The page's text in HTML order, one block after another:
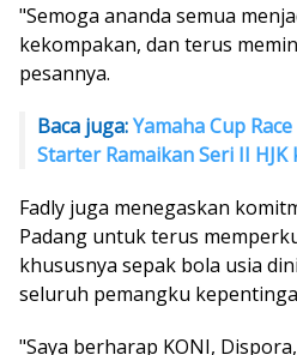
"Semoga ananda semua
kekompakan, dan terus
pesannya.
Baca juga:Yamaha Cup
Starter Ramaikan Seri II HJK
Fadly juga menegaskan
Padang untuk terus
khususnya sepak bola usia
seluruh pemangku
"Saya berharap KONI,